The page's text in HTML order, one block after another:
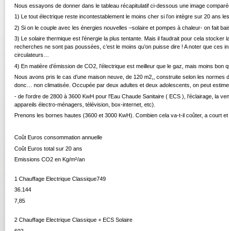
Nous essayons de donner dans le tableau récapitulatif ci-dessous une image
1) Le tout électrique reste incontestablement le moins cher si l’on intègre sur 20 ans
2) Si on le couple avec les énergies nouvelles –solaire et pompes à chaleur- on fait
3) Le solaire thermique est l’énergie la plus tentante. Mais il faudrait pour cela
recherches ne sont pas poussées, c’est le moins qu’on puisse dire ! A noter que
circulateurs…
4) En matière d’émission de CO2, l’électrique est meilleur que le gaz, mais moins bon
Nous avons pris le cas d’une maison neuve, de 120 m2,, construite selon les
donc… non climatisée. Occupée par deux adultes et deux adolescents, on peut
- de l'ordre de 2800 à 3600 KwH pour l'Eau Chaude Sanitaire ( ECS ), l’éclairage, la
appareils électro-ménagers, télévision, box-internet, etc).
Prenons les bornes hautes (3600 et 3000 KwH). Combien cela va-t-il coûter, a court
Coût Euros consommation annuelle
Coût Euros total sur 20 ans
Emissions CO2 en Kg/m²/an
1 Chauffage Electrique Classique749
36.144
7,85
2 Chauffage Electrique Classique + ECS Solaire